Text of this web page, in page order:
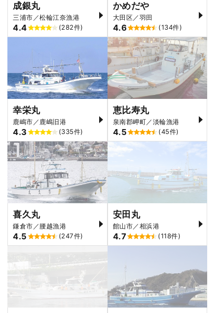
成銀丸
三浦市／松輪江奈漁港
4.4 (282件)
かめだや
大田区／羽田
4.6 (134件)
幸栄丸
鹿嶋市／鹿嶋旧港
4.3 (335件)
恵比寿丸
泉南郡岬町／淡輪漁港
4.5 (45件)
喜久丸
鎌倉市／腰越漁港
4.5 (247件)
安田丸
館山市／相浜港
4.7 (118件)